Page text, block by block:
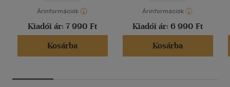
Árinformációk
Kiadói ár: 7 990 Ft
Kosárba
Árinformációk
Kiadói ár: 6 990 Ft
Kosárba